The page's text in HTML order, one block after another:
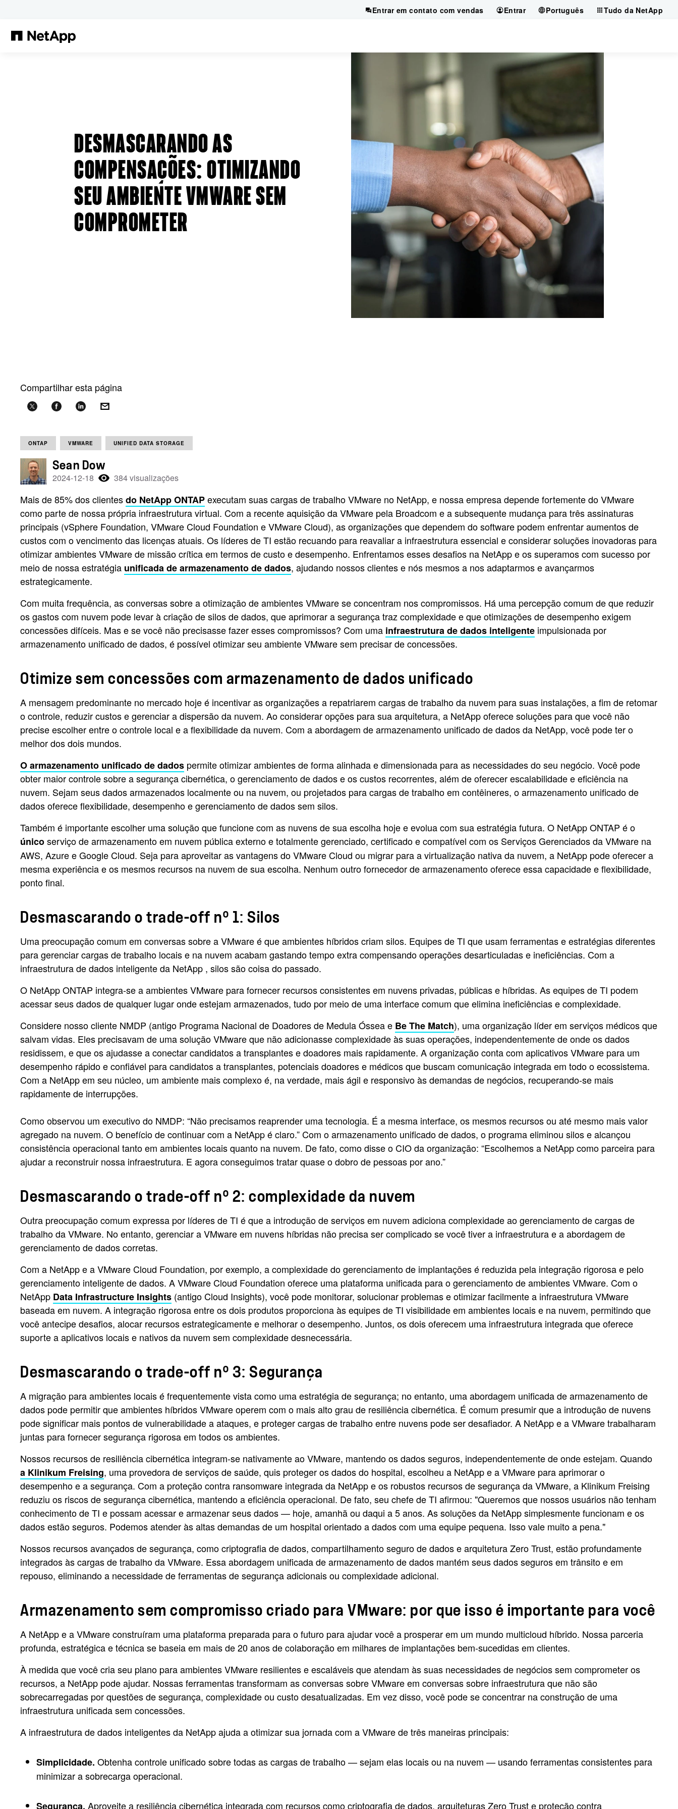
Entrar em contato com vendas Entrar Português Tudo da NetApp
DESMASCARANDO AS
COMPENSAÇÕES: OTIMIZANDO
SEU AMBIENTE VMWARE SEM
COMPROMETER
Compartilhar esta página
ONTAP VMWARE UNIFIED DATA STORAGE
Sean Dow
2024-12-18 384 visualizações
Mais de 85% dos clientesdo NetApp ONTAPexecutam suas cargas de trabalho VMware no NetApp, e nossa empresa depende fortemente do VMware
como parte de nossa própria infraestrutura virtual. Com a recente aquisição da VMware pela Broadcom e a subsequente mudança para três assinaturas
principais (vSphere Foundation, VMware Cloud Foundation e VMware Cloud), as organizações que dependem do software podem enfrentar aumentos de
custos com o vencimento das licenças atuais. Os líderes de TI estão recuando para reavaliar a infraestrutura essencial e considerar soluções inovadoras para
otimizar ambientes VMware de missão crítica em termos de custo e desempenho. Enfrentamos esses desafios na NetApp e os superamos com sucesso por
meio de nossa estratégia unificada de armazenamento de dados, ajudando nossos clientes e nós mesmos a nos adaptarmos e avançarmos
estrategicamente.
Com muita frequência, as conversas sobre a otimização de ambientes VMware se concentram nos compromissos. Há uma percepção comum de que reduzir
os gastos com nuvem pode levar à criação de silos de dados, que aprimorar a segurança traz complexidade e que otimizações de desempenho exigem
concessões difíceis. Mas e se você não precisasse fazer esses compromissos? Com uma infraestrutura de dados inteligente impulsionada por
armazenamento unificado de dados, é possível otimizar seu ambiente VMware sem precisar de concessões.
Otimize sem concessões com armazenamento de dados unificado
A mensagem predominante no mercado hoje é incentivar as organizações a repatriarem cargas de trabalho da nuvem para suas instalações, a fim de retomar
o controle, reduzir custos e gerenciar a dispersão da nuvem. Ao considerar opções para sua arquitetura, a NetApp oferece soluções para que você não
precise escolher entre o controle local e a flexibilidade da nuvem. Com a abordagem de armazenamento unificado de dados da NetApp, você pode ter o
melhor dos dois mundos.
O armazenamento unificado de dados permite otimizar ambientes de forma alinhada e dimensionada para as necessidades do seu negócio. Você pode
obter maior controle sobre a segurança cibernética, o gerenciamento de dados e os custos recorrentes, além de oferecer escalabilidade e eficiência na
nuvem. Sejam seus dados armazenados localmente ou na nuvem, ou projetados para cargas de trabalho em contêineres, o armazenamento unificado de
dados oferece flexibilidade, desempenho e gerenciamento de dados sem silos.
Também é importante escolher uma solução que funcione com as nuvens de sua escolha hoje e evolua com sua estratégia futura. O NetApp ONTAP é o
únicoserviço de armazenamento em nuvem pública externo e totalmente gerenciado, certificado e compatível com os Serviços Gerenciados da VMware na
AWS, Azure e Google Cloud. Seja para aproveitar as vantagens do VMware Cloud ou migrar para a virtualização nativa da nuvem, a NetApp pode oferecer a
mesma experiência e os mesmos recursos na nuvem de sua escolha. Nenhum outro fornecedor de armazenamento oferece essa capacidade e flexibilidade,
ponto final.
Desmascarando o trade-off nº 1: Silos
Uma preocupação comum em conversas sobre a VMware é que ambientes híbridos criam silos. Equipes de TI que usam ferramentas e estratégias diferentes
para gerenciar cargas de trabalho locais e na nuvem acabam gastando tempo extra compensando operações desarticuladas e ineficiências. Com a
infraestrutura de dados inteligente da NetApp , silos são coisa do passado.
O NetApp ONTAP integra-se a ambientes VMware para fornecer recursos consistentes em nuvens privadas, públicas e híbridas. As equipes de TI podem
acessar seus dados de qualquer lugar onde estejam armazenados, tudo por meio de uma interface comum que elimina ineficiências e complexidade.
Considere nosso cliente NMDP (antigo Programa Nacional de Doadores de Medula Óssea e Be The Match), uma organização líder em serviços médicos que
salvam vidas. Eles precisavam de uma solução VMware que não adicionasse complexidade às suas operações, independentemente de onde os dados
residissem, e que os ajudasse a conectar candidatos a transplantes e doadores mais rapidamente. A organização conta com aplicativos VMware para um
desempenho rápido e confiável para candidatos a transplantes, potenciais doadores e médicos que buscam comunicação integrada em todo o ecossistema.
Com a NetApp em seu núcleo, um ambiente mais complexo é, na verdade, mais ágil e responsivo às demandas de negócios, recuperando-se mais
rapidamente de interrupções.
Como observou um executivo do NMDP: “Não precisamos reaprender uma tecnologia. É a mesma interface, os mesmos recursos ou até mesmo mais valor
agregado na nuvem. O benefício de continuar com a NetApp é claro.” Com o armazenamento unificado de dados, o programa eliminou silos e alcançou
consistência operacional tanto em ambientes locais quanto na nuvem. De fato, como disse o CIO da organização: “Escolhemos a NetApp como parceira para
ajudar a reconstruir nossa infraestrutura. E agora conseguimos tratar quase o dobro de pessoas por ano.”
Desmascarando o trade-off nº 2: complexidade da nuvem
Outra preocupação comum expressa por líderes de TI é que a introdução de serviços em nuvem adiciona complexidade ao gerenciamento de cargas de
trabalho da VMware. No entanto, gerenciar a VMware em nuvens híbridas não precisa ser complicado se você tiver a infraestrutura e a abordagem de
gerenciamento de dados corretas.
Com a NetApp e a VMware Cloud Foundation, por exemplo, a complexidade do gerenciamento de implantações é reduzida pela integração rigorosa e pelo
gerenciamento inteligente de dados. A VMware Cloud Foundation oferece uma plataforma unificada para o gerenciamento de ambientes VMware. Com o
NetApp Data Infrastructure Insights (antigo Cloud Insights), você pode monitorar, solucionar problemas e otimizar facilmente a infraestrutura VMware
baseada em nuvem. A integração rigorosa entre os dois produtos proporciona às equipes de TI visibilidade em ambientes locais e na nuvem, permitindo que
você antecipe desafios, alocar recursos estrategicamente e melhorar o desempenho. Juntos, os dois oferecem uma infraestrutura integrada que oferece
suporte a aplicativos locais e nativos da nuvem sem complexidade desnecessária.
Desmascarando o trade-off nº 3: Segurança
A migração para ambientes locais é frequentemente vista como uma estratégia de segurança; no entanto, uma abordagem unificada de armazenamento de
dados pode permitir que ambientes híbridos VMware operem com o mais alto grau de resiliência cibernética. É comum presumir que a introdução de nuvens
pode significar mais pontos de vulnerabilidade a ataques, e proteger cargas de trabalho entre nuvens pode ser desafiador. A NetApp e a VMware trabalharam
juntas para fornecer segurança rigorosa em todos os ambientes.
Nossos recursos de resiliência cibernética integram-se nativamente ao VMware, mantendo os dados seguros, independentemente de onde estejam. Quando
a Klinikum Freising, uma provedora de serviços de saúde, quis proteger os dados do hospital, escolheu a NetApp e a VMware para aprimorar o
desempenho e a segurança. Com a proteção contra ransomware integrada da NetApp e os robustos recursos de segurança da VMware, a Klinikum Freising
reduziu os riscos de segurança cibernética, mantendo a eficiência operacional. De fato, seu chefe de TI afirmou: "Queremos que nossos usuários não tenham
conhecimento de TI e possam acessar e armazenar seus dados — hoje, amanhã ou daqui a 5 anos. As soluções da NetApp simplesmente funcionam e os
dados estão seguros. Podemos atender às altas demandas de um hospital orientado a dados com uma equipe pequena. Isso vale muito a pena."
Nossos recursos avançados de segurança, como criptografia de dados, compartilhamento seguro de dados e arquitetura Zero Trust, estão profundamente
integrados às cargas de trabalho da VMware. Essa abordagem unificada de armazenamento de dados mantém seus dados seguros em trânsito e em
repouso, eliminando a necessidade de ferramentas de segurança adicionais ou complexidade adicional.
Armazenamento sem compromisso criado para VMware: por que isso é importante para você
A NetApp e a VMware construíram uma plataforma preparada para o futuro para ajudar você a prosperar em um mundo multicloud híbrido. Nossa parceria
profunda, estratégica e técnica se baseia em mais de 20 anos de colaboração em milhares de implantações bem-sucedidas em clientes.
À medida que você cria seu plano para ambientes VMware resilientes e escaláveis que atendam às suas necessidades de negócios sem comprometer os
recursos, a NetApp pode ajudar. Nossas ferramentas transformam as conversas sobre VMware em conversas sobre infraestrutura que não são
sobrecarregadas por questões de segurança, complexidade ou custo desatualizadas. Em vez disso, você pode se concentrar na construção de uma
infraestrutura unificada sem concessões.
A infraestrutura de dados inteligentes da NetApp ajuda a otimizar sua jornada com a VMware de três maneiras principais:
Simplicidade. Obtenha controle unificado sobre todas as cargas de trabalho — sejam elas locais ou na nuvem — usando ferramentas consistentes para
minimizar a sobrecarga operacional.
Segurança. Aproveite a resiliência cibernética integrada com recursos como criptografia de dados, arquiteturas Zero Trust e proteção contra